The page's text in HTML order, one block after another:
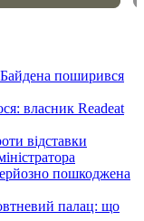
поширився
власник Readeat
відставки
пошкоджена
палац: що